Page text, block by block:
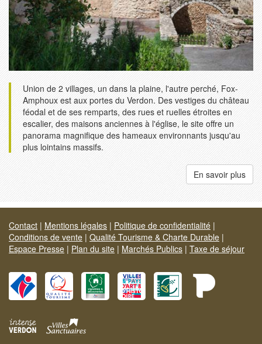
Union de 2 villages, un dans la plaine, l'autre perché, Fox-
Amphoux est aux portes du Verdon. Des vestiges du château
féodal et de ses remparts, des rues et ruelles étroites en
escalier, des maisons anciennes à l'église, le site offre un
panorama magnifique des hameaux environnants jusqu'au
plus lointains massifs.
En savoir plus
Contact | Mentions légales | Politique de confidentialité |
Conditions de vente | Qualité Tourisme & Charte Durable |
Espace Presse | Plan du site | Marchés Publics | Taxe de séjour